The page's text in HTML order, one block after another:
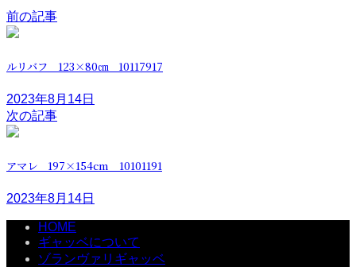
前の記事
ルリバフ 123×80㎝ 10117917
2023年8月14日
次の記事
アマレ 197×154cm 10101191
2023年8月14日
HOME
ギャッベについて
ゾランヴァリギャッベ